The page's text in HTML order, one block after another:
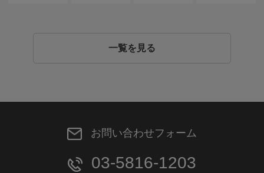
一覧を見る
お問い合わせフォーム
03-5816-1203